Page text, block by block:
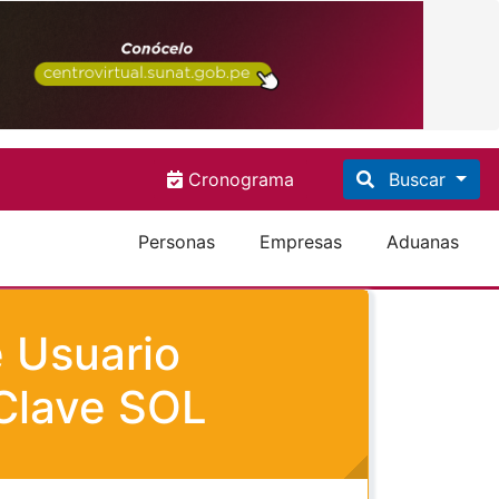
Cronograma Buscar
Personas Empresas Aduanas
Usuario
SOL